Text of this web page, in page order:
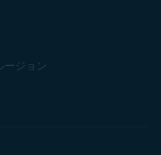
ージョン